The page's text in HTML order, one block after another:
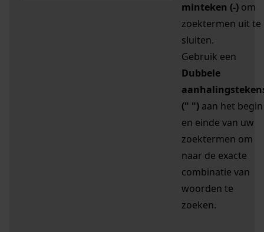
minteken (-) om
zoektermen uit te
sluiten.
Gebruik een
Dubbele
(" ") aan het begin
en einde van uw
zoektermen om
naar de exacte
combinatie van
woorden te
zoeken.